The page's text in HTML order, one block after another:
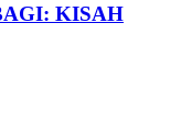
KISAH